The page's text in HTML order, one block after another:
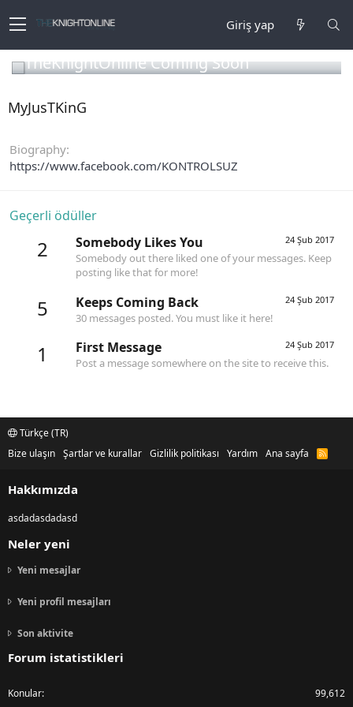
Giriş yap
TheKnightOnline Coming Soon
MyJusTKinG
Biography
https://www.facebook.com/KONTROLSUZ
Geçerli ödüller
2 24 Şub 2017
Somebody Likes You
Somebody out there liked one of your messages. Keep
posting like that for more!
5 24 Şub 2017
Keeps Coming Back
30 messages posted. You must like it here!
1 24 Şub 2017
First Message
Post a message somewhere on the site to receive this.
Türkçe (TR)
Bize ulaşın Şartlar ve kurallar Gizlilik politikası Yardım Ana sayfa
R
Hakkımızda
asdadasdadasd
Neler yeni
Yeni mesajlar
Yeni profil mesajları
Son aktivite
Forum istatistikleri
Konular 99,612